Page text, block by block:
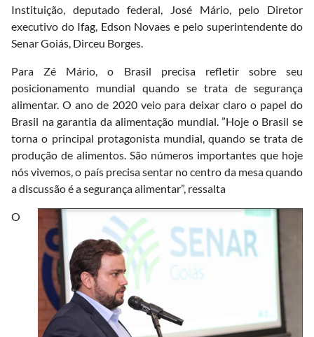
Instituição, deputado federal, José Mário, pelo Diretor
executivo do Ifag, Edson Novaes e pelo superintendente do
Senar Goiás, Dirceu Borges.
Para Zé Mário, o Brasil precisa refletir sobre seu
posicionamento mundial quando se trata de segurança
alimentar. O ano de 2020 veio para deixar claro o papel do
Brasil na garantia da alimentação mundial. ”Hoje o Brasil se
torna o principal protagonista mundial, quando se trata de
produção de alimentos. São números importantes que hoje
nós vivemos, o país precisa sentar no centro da mesa quando
a discussão é a segurança alimentar”, ressalta
O